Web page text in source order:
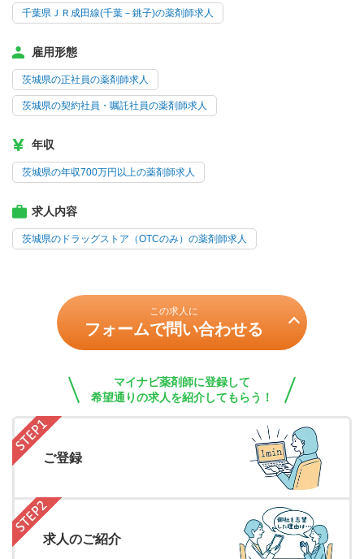
千葉県ＪＲ成田線(千葉－銚子)の薬剤師求人
雇用形態
茨城県の正社員の薬剤師求人
茨城県の契約社員・嘱託社員の薬剤師求人
年収
茨城県の年収700万円以上の薬剤師求人
求人内容
茨城県のドラッグストア（OTCのみ）の薬剤師求人
この求人に
フォームで問い合わせる
マイナビ薬剤師に登録して
希望通りの求人を紹介してもらう！
ご登録
求人のご紹介